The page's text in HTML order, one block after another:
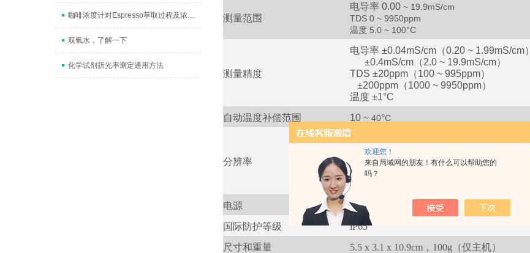
欢迎您！
来自局域网的朋友！有什么可以帮助您的
吗？
咖啡浓度计对Espresso萃取过程及浓度、萃取率计算方法
双氧水，了解一下
化学试剂折光率测定通用方法
测量范围
电导率 0.00~ 19.9mS/cm
TDS 0 ~ 9950ppm
温度 5.0 ~100°C
测量精度
电导率 ±0.04mS/cm（0.20 ~1.99mS/cm）
±0.4mS/cm（2.0 ~19.9mS/cm）
TDS ±20ppm（100 ~ 995ppm）
±200ppm（1000 ~ 9950ppm）
温度 ±1°C
自动温度补偿范围
10~ 40°C
分辨率
电导率 0.01
0.1mS/cm（2.0
TDS 5ppm（0~995ppm）
50ppm（100
温度 0.1
电源
AAA 碱性电池x2
国际防护等级
lP65
尺寸和重量
5.5 x 3.1 x 10.9cm，100g（仅主机）